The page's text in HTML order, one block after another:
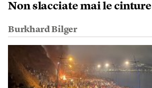
Non slacciate mai le cinture
Burkhard Bilger